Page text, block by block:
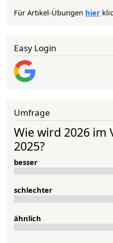
Für Artikel-Übungen hier
Easy Login
Umfrage
Wie wird 2026 im
2025?
besser
schlechter
ähnlich